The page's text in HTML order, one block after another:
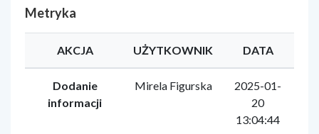
Metryka
AKCJA UŻYTKOWNIK DATA
Dodanie
informacji
Mirela Figurska
2025-01-
20
13:04:44